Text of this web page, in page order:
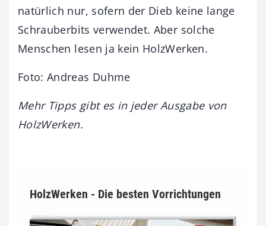
natürlich nur, sofern der Dieb keine lange
Schrauberbits verwendet. Aber solche
Menschen lesen ja kein HolzWerken.
Foto: Andreas Duhme
Mehr Tipps gibt es in jeder Ausgabe von
HolzWerken.
HolzWerken - Die besten Vorrichtungen